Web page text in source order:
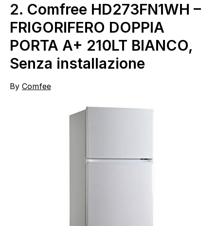
2. Comfree HD273FN1WH –
FRIGORIFERO DOPPIA
PORTA A+ 210LT BIANCO,
Senza installazione
By Comfee